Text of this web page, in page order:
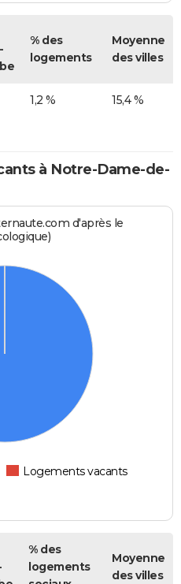
% des
logements
Moyenne
des villes
1,2 % 15,4 %
à Notre-Dame-de-
d'après le
Logements vacants
% des
logements
Moyenne
des villes